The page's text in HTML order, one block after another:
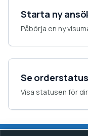
Starta ny
Påbörja en ny
Se orderstatus
Visa statusen för